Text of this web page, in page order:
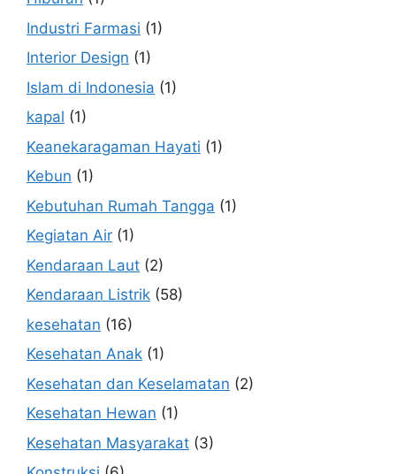
Industri Farmasi (1)
Interior Design (1)
Islam di Indonesia (1)
kapal (1)
Keanekaragaman Hayati (1)
Kebun (1)
Kebutuhan Rumah Tangga (1)
Kegiatan Air (1)
Kendaraan Laut (2)
Kendaraan Listrik (58)
kesehatan (16)
Kesehatan Anak (1)
Kesehatan dan Keselamatan (2)
Kesehatan Hewan (1)
Kesehatan Masyarakat (3)